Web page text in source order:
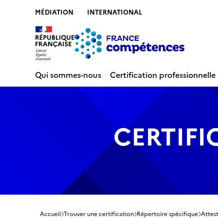
MÉDIATION INTERNATIONAL
Qui sommes-nous
Certification professionnelle
Accueil Trouver une certification Répertoire spécifique